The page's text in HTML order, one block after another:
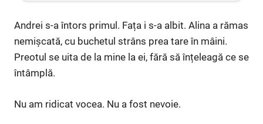
Andrei s-a întors primul. Fața i s-a albit. Alina a rămas
nemișcată, cu buchetul strâns prea tare în mâini.
Preotul se uita de la mine la ei, fără să înțeleagă ce se
întâmplă.
Nu am ridicat vocea. Nu a fost nevoie.